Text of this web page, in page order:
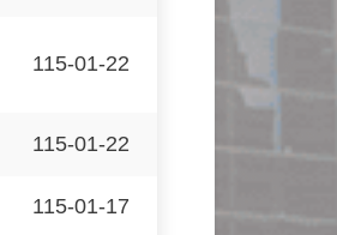
115-01-22
115-01-22
115-01-17